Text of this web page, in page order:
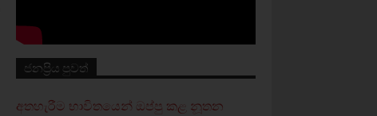
ජනප්‍රිය පුවත්
අතහැරීම භාවිතයෙන් ඔප්පු කළ නූතන